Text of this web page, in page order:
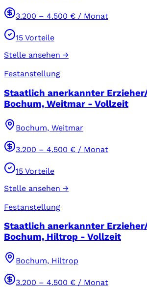
3.200 – 4.500 € / Monat
15 Vorteile
Stelle ansehen →
Festanstellung
Staatlich anerkannter
Bochum, Weitmar - Vollzeit
Bochum, Weitmar
3.200 – 4.500 € / Monat
15 Vorteile
Stelle ansehen →
Festanstellung
Staatlich anerkannter
Bochum, Hiltrop - Vollzeit
Bochum, Hiltrop
3.200 – 4.500 € / Monat